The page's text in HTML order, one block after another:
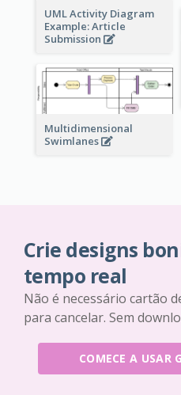
UML Activity Diagram
Example: Article
Submission
Multidimensional
Swimlanes
Crie designs
tempo real
Não é necessário cartão
para cancelar. Sem
COMECE A USAR